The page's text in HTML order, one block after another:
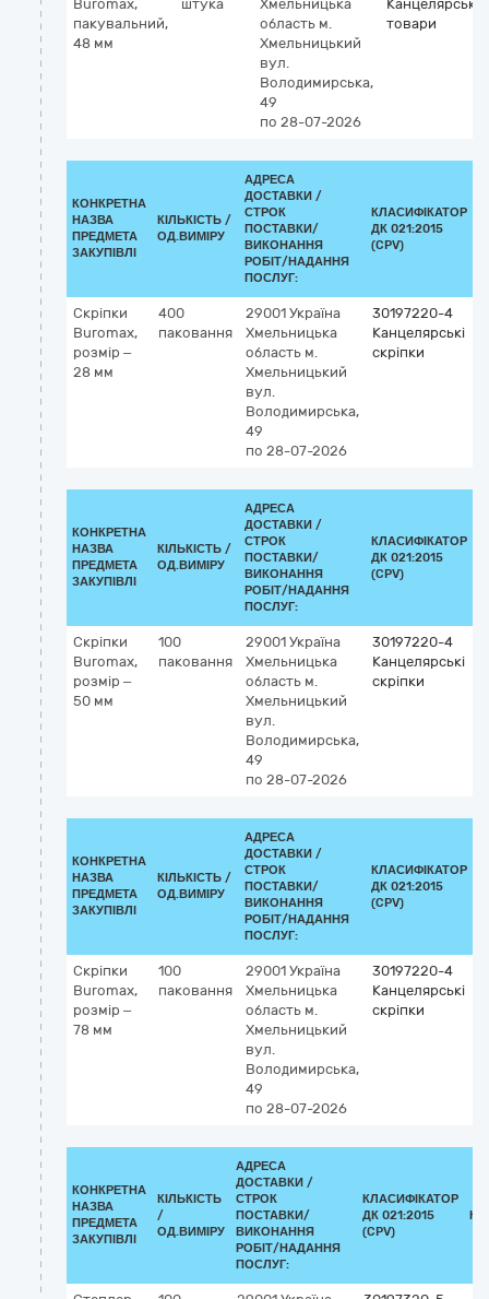
Buromax,
пакувальний,
48 мм
штука
Хмельницька
область м.
Хмельницький
вул.
Володимирська,
49
по 28-07-2026
Канцелярські
товари
КОНКРЕТНА
НАЗВА
ПРЕДМЕТА
ЗАКУПІВЛІ
КІЛЬКІСТЬ /
ОД.ВИМІРУ
АДРЕСА
ДОСТАВКИ /
СТРОК
ПОСТАВКИ/
ВИКОНАННЯ
РОБІТ/НАДАННЯ
ПОСЛУГ:
КЛАСИФІКАТОР
ДК 021:2015
(CPV)
Скріпки
Buromax,
розмір –
28 мм
400
паковання
29001 Україна
Хмельницька
область м.
Хмельницький
вул.
Володимирська,
49
по 28-07-2026
30197220-4
Канцелярські
скріпки
КОНКРЕТНА
НАЗВА
ПРЕДМЕТА
ЗАКУПІВЛІ
КІЛЬКІСТЬ /
ОД.ВИМІРУ
АДРЕСА
ДОСТАВКИ /
СТРОК
ПОСТАВКИ/
ВИКОНАННЯ
РОБІТ/НАДАННЯ
ПОСЛУГ:
КЛАСИФІКАТОР
ДК 021:2015
(CPV)
Скріпки
Buromax,
розмір –
50 мм
100
паковання
29001 Україна
Хмельницька
область м.
Хмельницький
вул.
Володимирська,
49
по 28-07-2026
30197220-4
Канцелярські
скріпки
КОНКРЕТНА
НАЗВА
ПРЕДМЕТА
ЗАКУПІВЛІ
КІЛЬКІСТЬ /
ОД.ВИМІРУ
АДРЕСА
ДОСТАВКИ /
СТРОК
ПОСТАВКИ/
ВИКОНАННЯ
РОБІТ/НАДАННЯ
ПОСЛУГ:
КЛАСИФІКАТОР
ДК 021:2015
(CPV)
Скріпки
Buromax,
розмір –
78 мм
100
паковання
29001 Україна
Хмельницька
область м.
Хмельницький
вул.
Володимирська,
49
по 28-07-2026
30197220-4
Канцелярські
скріпки
КОНКРЕТНА
НАЗВА
ПРЕДМЕТА
ЗАКУПІВЛІ
КІЛЬКІСТЬ
/
ОД.ВИМІРУ
АДРЕСА
ДОСТАВКИ /
СТРОК
ПОСТАВКИ/
ВИКОНАННЯ
РОБІТ/НАДАННЯ
ПОСЛУГ:
КЛАСИФІКАТОР
ДК 021:2015
(CPV)